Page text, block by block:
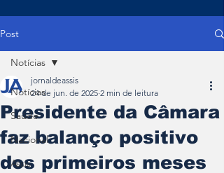
Post
Notícias
Saúde
Nacional
Assis
Notícias
Presidente da Câmara
faz balanço positivo
dos primeiros meses
jornaldeassis
24 de jun. de 2025 2 min de leitura